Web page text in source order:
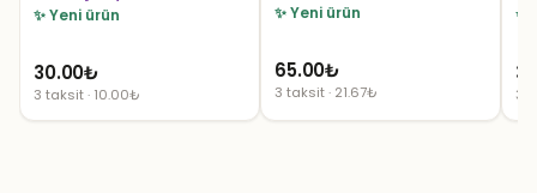
✨ Yeni ürün
30.00₺
3 taksit · 10.00₺
✨ Yeni ürün
65.00₺
3 taksit · 21.67₺
✨
3